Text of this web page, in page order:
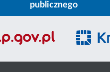
publicznego